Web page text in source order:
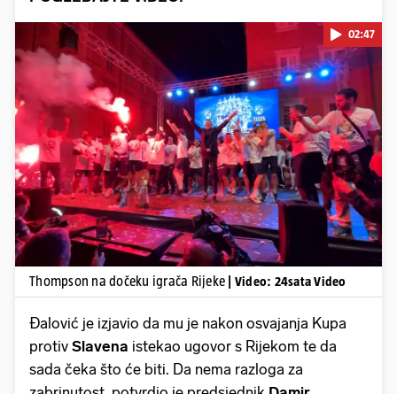
Pokretanje videa...
02:47
Thompson na dočeku igrača Rijeke | Video: 24sata Video
Đalović je izjavio da mu je nakon osvajanja Kupa
protiv Slavena istekao ugovor s Rijekom te da
sada čeka što će biti. Da nema razloga za